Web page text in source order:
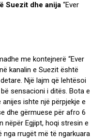
Suezit dhe anija “Ever
me kontejnerë “Ever
kanalin e Suezit është
Një lajm që lehtësoi
sensacioni i ditës. Bota e
ishte një përpjekje e
dhe gërmuese për afro 6
nëpër Egjipt, hoqi stresin e
rrugët më të ngarkuara